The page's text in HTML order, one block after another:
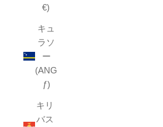
€)
キュ
ラソ
ー
(ANG
ƒ)
キリ
バス